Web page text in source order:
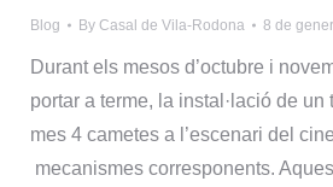
Blog By Casal de Vila-Rodona 8 de
Durant els mesos d’octubre i
portar a terme, la instal·lació de un
mes 4 cametes a l’escenari del
mecanismes corresponents.